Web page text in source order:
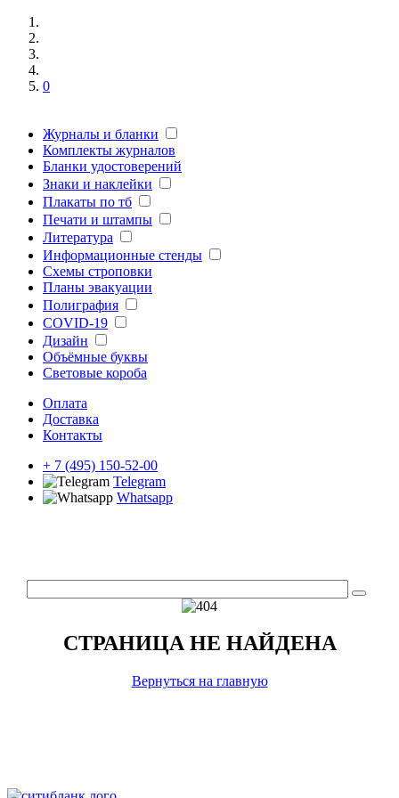
0
Журналы и бланки
Комплекты журналов
Бланки удостоверений
Знаки и наклейки
Плакаты по тб
Печати и штампы
Литература
Информационные стенды
Схемы строповки
Планы эвакуации
Полиграфия
COVID-19
Дизайн
Объёмные буквы
Световые короба
Оплата
Доставка
Контакты
+ 7 (495) 150-52-00
Telegram
Whatsapp
СТРАНИЦА НЕ НАЙДЕНА
Вернуться на главную